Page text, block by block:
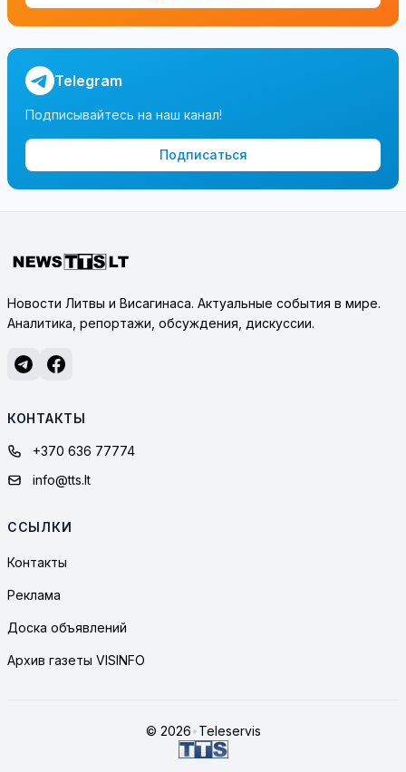
Telegram
Подписывайтесь на наш канал!
Подписаться
Новости Литвы и Висагинаса. Актуальные события в мире.
Аналитика, репортажи, обсуждения, дискуссии.
КОНТАКТЫ
+370 636 77774
info@tts.lt
ССЫЛКИ
Контакты
Реклама
Доска объявлений
Архив газеты VISINFO
© 2026•Teleservis